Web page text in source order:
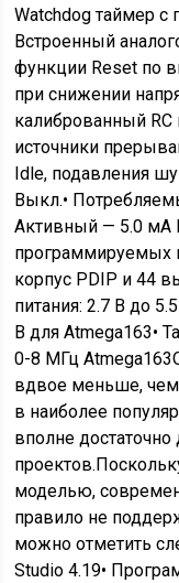
Watchdog таймер
Встроенный
функции Reset по
при снижении
калиброванный RC
источники
Idle, подавления
Выкл.•
Активный — 5.0 мА
программируемых
корпус PDIP и 44
питания: 2.7 В до
В для Atmega163•
0-8 МГц
вдвое меньше, чем
в наиболее
вполне
моделью,
правило не
можно отметить
Studio 4.19•